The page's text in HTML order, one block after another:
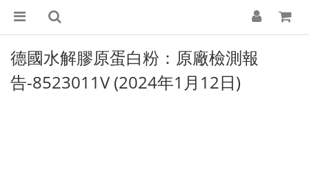
德國水解膠原蛋白粉：原廠檢測報
告-8523011V (2024年1月12日)